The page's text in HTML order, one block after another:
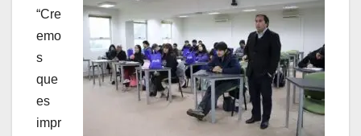
“Cre
emo
s
que
es
impr